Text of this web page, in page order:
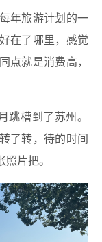
年旅游计划的一
在了哪里，感觉
点就是消费高，
跳槽到了苏州。
了转，待的时间
片把。